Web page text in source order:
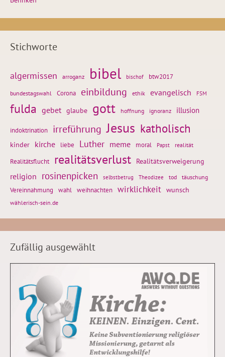
Stichworte
algermissen arroganz bibel bischof btw2017
bundestagswahl Corona einbildung ethik evangelisch FSM
fulda gebet glaube gott hoffnung ignoranz illusion
indoktrination irreführung Jesus katholisch
kinder kirche liebe Luther meme moral Papst realität
Realitätsflucht realitätsverlust Realitätsverweigerung
religion rosinenpicken selbstbetrug Theodizee tod täuschung
Vereinnahmung wahl weihnachten wirklichkeit wunsch
wählerisch-sein.de
Zufällig ausgewählt